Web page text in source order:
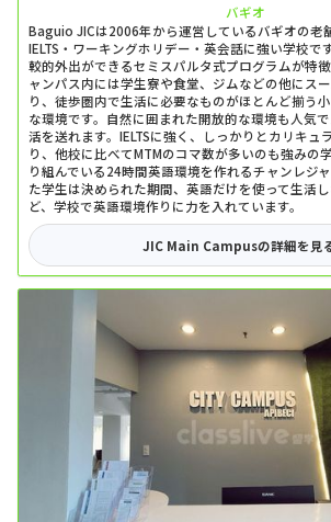
バギオ
Baguio JICは2006年から運営しているバギオの老
IELTS・ワーキングホリデー・英会話に強い学校で
較的外出ができるセミスパルタ式プログラムが特
ャンパス内には学生寮や食堂、ジムなどの他にス
り、徒歩圏内で生活に必要なものがほとんど揃う
な環境です。自然に囲まれた開放的な環境も人気
活を送れます。IELTSに強く、しっかりとカリキュ
り、他校に比べてMTMのコマ数が多いのも強みの
り組んでいる24時間英語環境を作れるチャンレジ
た学生は決められた期間、英語だけを使って生活
ど、学校で英語環境作りに力を入れています。
JIC Main Campusの詳細を見